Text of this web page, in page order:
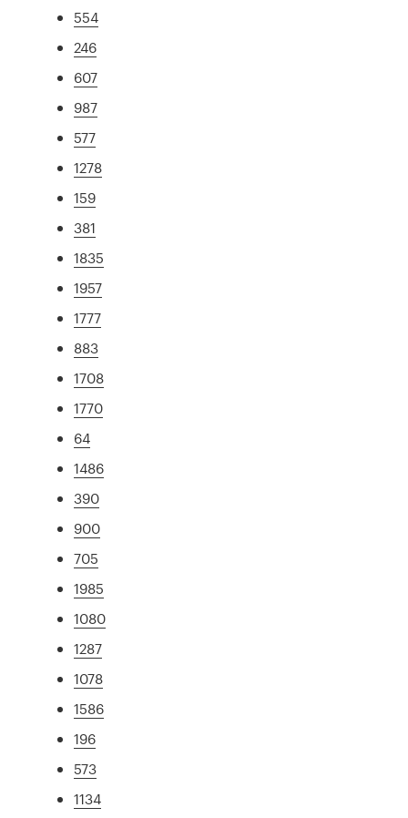
554
246
607
987
577
1278
159
381
1835
1957
1777
883
1708
1770
64
1486
390
900
705
1985
1080
1287
1078
1586
196
573
1134